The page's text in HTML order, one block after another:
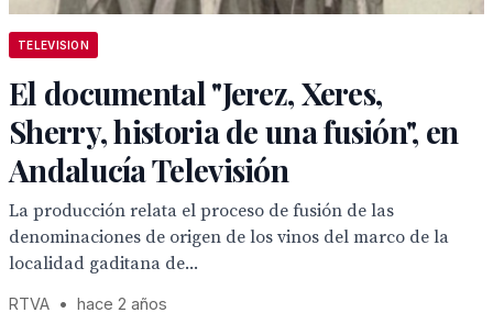
TELEVISION
El documental "Jerez, Xeres,
Sherry, historia de una fusión", en
Andalucía Televisión
La producción relata el proceso de fusión de las
denominaciones de origen de los vinos del marco de la
localidad gaditana de...
RTVA • hace 2 años